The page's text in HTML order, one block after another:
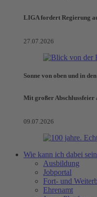
LIGA fordert Regierung
27.07.2026
Sonne von oben und in
Mit großer Abschlussfeier
09.07.2026
Wie kann ich dabei
Ausbildung
Jobportal
Fort- und
Ehrenamt